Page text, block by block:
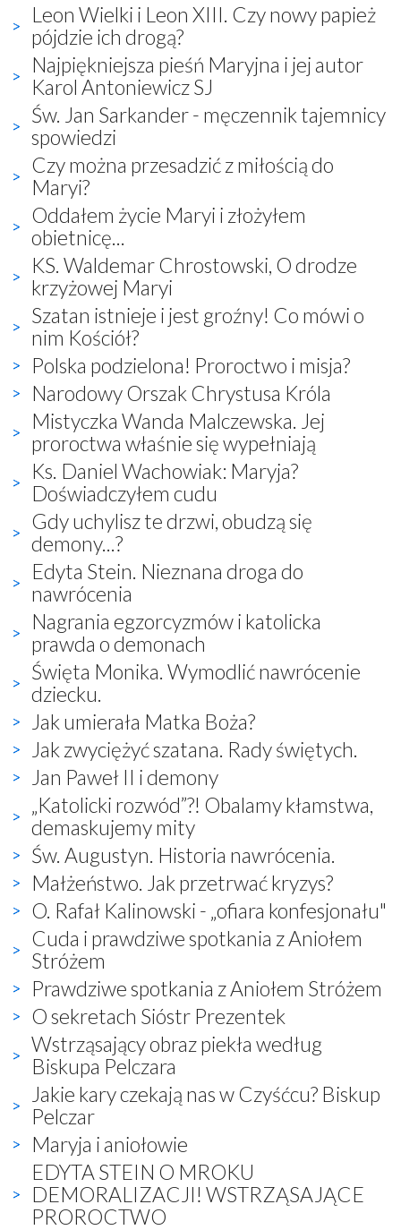
Leon Wielki i Leon XIII. Czy nowy papież
pójdzie ich drogą?
Najpiękniejsza pieśń Maryjna i jej autor
Karol Antoniewicz SJ
Św. Jan Sarkander - męczennik tajemnicy
spowiedzi
Czy można przesadzić z miłością do
Maryi?
Oddałem życie Maryi i złożyłem
obietnicę...
KS. Waldemar Chrostowski, O drodze
krzyżowej Maryi
Szatan istnieje i jest groźny! Co mówi o
nim Kościół?
Polska podzielona! Proroctwo i misja?
Narodowy Orszak Chrystusa Króla
Mistyczka Wanda Malczewska. Jej
proroctwa właśnie się wypełniają
Ks. Daniel Wachowiak: Maryja?
Doświadczyłem cudu
Gdy uchylisz te drzwi, obudzą się
demony...?
Edyta Stein. Nieznana droga do
nawrócenia
Nagrania egzorcyzmów i katolicka
prawda o demonach
Święta Monika. Wymodlić nawrócenie
dziecku.
Jak umierała Matka Boża?
Jak zwyciężyć szatana. Rady świętych.
Jan Paweł II i demony
„Katolicki rozwód”?! Obalamy kłamstwa,
demaskujemy mity
Św. Augustyn. Historia nawrócenia.
Małżeństwo. Jak przetrwać kryzys?
O. Rafał Kalinowski - „ofiara konfesjonału"
Cuda i prawdziwe spotkania z Aniołem
Stróżem
Prawdziwe spotkania z Aniołem Stróżem
O sekretach Sióstr Prezentek
Wstrząsający obraz piekła według
Biskupa Pelczara
Jakie kary czekają nas w Czyśćcu? Biskup
Pelczar
Maryja i aniołowie
EDYTA STEIN O MROKU
DEMORALIZACJI! WSTRZĄSAJĄCE
PROROCTWO